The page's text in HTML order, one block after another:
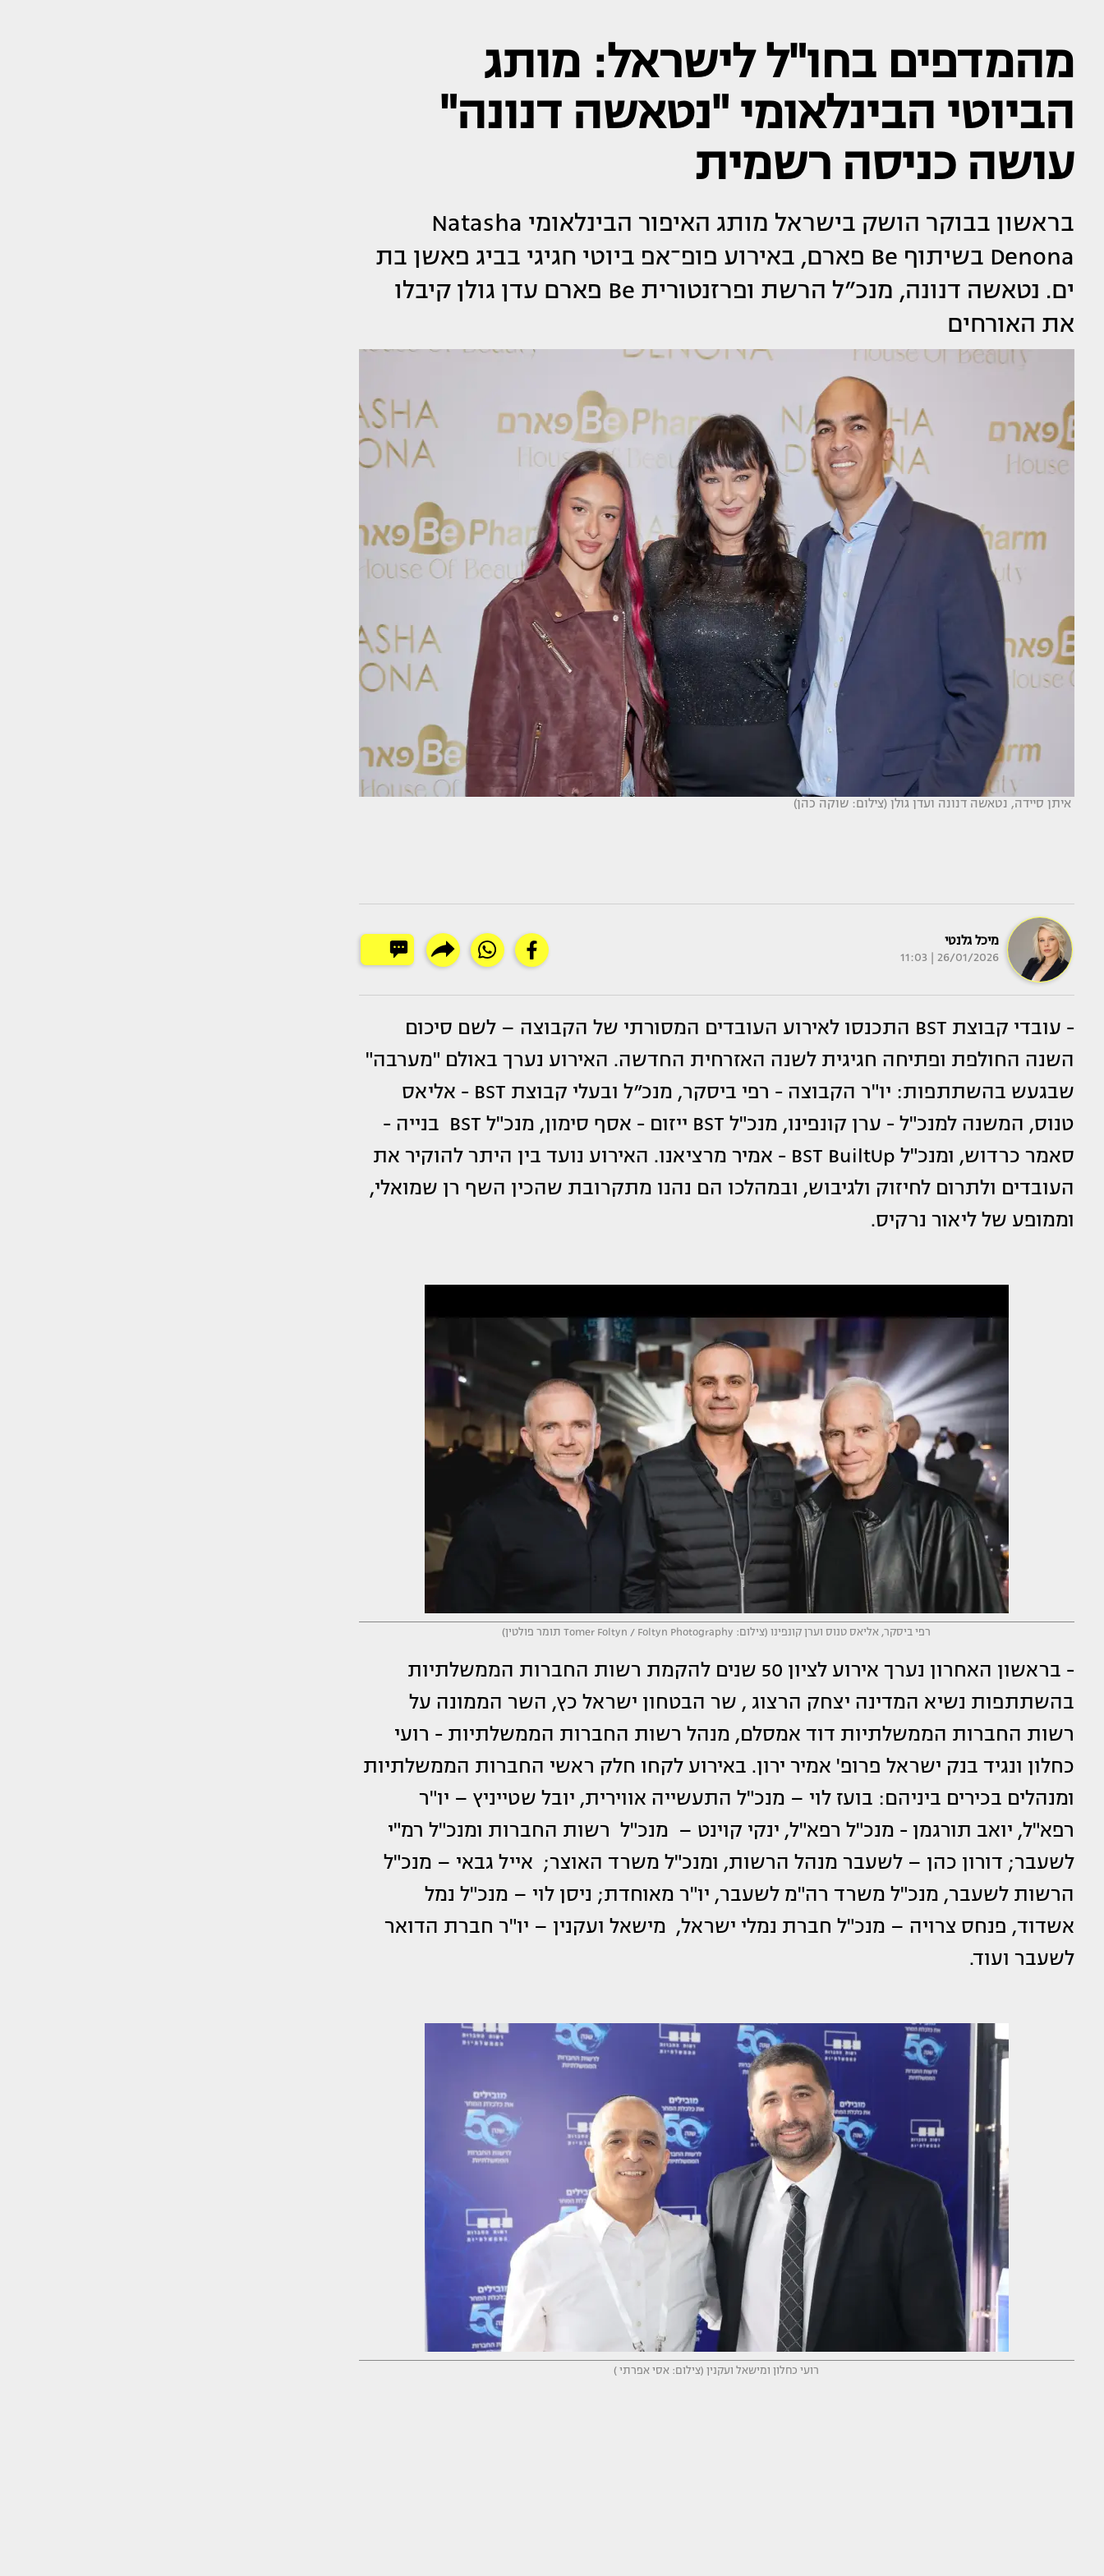
מהמדפים בחו"ל לישראל: מותג
הביוטי הבינלאומי "נטאשה דנונה"
עושה כניסה רשמית
בראשון בבוקר הושק בישראל מותג האיפור הבינלאומי Natasha
Denona בשיתוף Be פארם, באירוע פופ־אפ ביוטי חגיגי בביג פאשן בת
ים. נטאשה דנונה, מנכ״ל הרשת ופרזנטורית Be פארם עדן גולן קיבלו
את האורחים
איתן סיידה, נטאשה דנונה ועדן גולן (צילום: שוקה כהן)
מיכל גלנטי
26/01/2026 | 11:03
- עובדי קבוצת BST התכנסו לאירוע העובדים המסורתי של הקבוצה – לשם סיכום
השנה החולפת ופתיחה חגיגית לשנה האזרחית החדשה. האירוע נערך באולם "מערבה"
שבגעש בהשתתפות: יו"ר הקבוצה - רפי ביסקר, מנכ״ל ובעלי קבוצת BST - אליאס
טנוס, המשנה למנכ"ל - ערן קונפינו, מנכ"ל BST ייזום - אסף סימון, מנכ"ל BST בנייה -
סאמר כרדוש, ומנכ"ל BST BuiltUp - אמיר מרציאנו. האירוע נועד בין היתר להוקיר את
העובדים ולתרום לחיזוק ולגיבוש, ובמהלכו הם נהנו מתקרובת שהכין השף רן שמואלי,
וממופע של ליאור נרקיס.
רפי ביסקר, אליאס טנוס וערן קונפינו (צילום: Tomer Foltyn / Foltyn Photography תומר פולטין)
- בראשון האחרון נערך אירוע לציון 50 שנים להקמת רשות החברות הממשלתיות
בהשתתפות נשיא המדינה יצחק הרצוג , שר הבטחון ישראל כץ, השר הממונה על
רשות החברות הממשלתיות דוד אמסלם, מנהל רשות החברות הממשלתיות - רועי
כחלון ונגיד בנק ישראל פרופ' אמיר ירון. באירוע לקחו חלק ראשי החברות הממשלתיות
ומנהלים בכירים ביניהם: בועז לוי – מנכ"ל התעשייה אווירית, יובל שטייניץ – יו"ר
רפא"ל, יואב תורגמן - מנכ"ל רפא"ל, ינקי קוינט – מנכ"ל רשות החברות ומנכ"ל רמ"י
לשעבר; דורון כהן – לשעבר מנהל הרשות, ומנכ"ל משרד האוצר; אייל גבאי – מנכ"ל
הרשות לשעבר, מנכ"ל משרד רה"מ לשעבר, יו"ר מאוחדת; ניסן לוי – מנכ"ל נמל
אשדוד, פנחס צרויה – מנכ"ל חברת נמלי ישראל, מישאל ועקנין – יו"ר חברת הדואר
לשעבר ועוד.
רועי כחלון ומישאל ועקנין (צילום: אסי אפרתי )